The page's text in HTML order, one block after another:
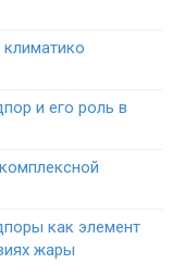
климатико
и его роль в
как элемент
жары